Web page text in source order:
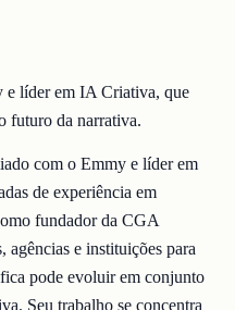
e líder em IA Criativa, que
futuro da narrativa.
com o Emmy e líder em
de experiência em
fundador da CGA
agências e instituições para
pode evoluir em conjunto
Seu trabalho se concentra